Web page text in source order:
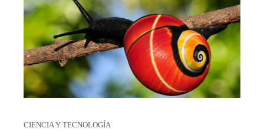
CIENCIA Y TECNOLOGÍA